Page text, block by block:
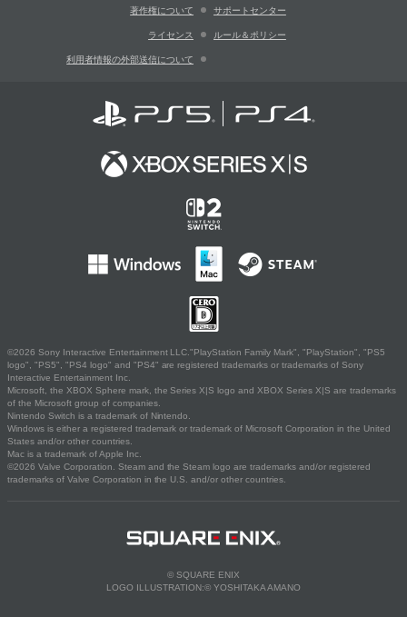
著作権について サポートセンター
ライセンス ルール＆ポリシー
利用者情報の外部送信について
©2026 Sony Interactive Entertainment LLC."PlayStation Family Mark", "PlayStation", "PS5
logo", "PS5", "PS4 logo" and "PS4" are registered trademarks or trademarks of Sony
Interactive Entertainment Inc.
Microsoft, the XBOX Sphere mark, the Series X|S logo and XBOX Series X|S are trademarks
of the Microsoft group of companies.
Nintendo Switch is a trademark of Nintendo.
Windows is either a registered trademark or trademark of Microsoft Corporation in the United
States and/or other countries.
Mac is a trademark of Apple Inc.
©2026 Valve Corporation. Steam and the Steam logo are trademarks and/or registered
trademarks of Valve Corporation in the U.S. and/or other countries.
© SQUARE ENIX
LOGO ILLUSTRATION:© YOSHITAKA AMANO